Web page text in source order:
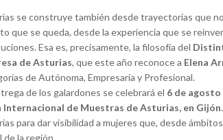
se construye también desde trayectorias que
que se queda, desde la experiencia que se
Esa es, precisamente, la filosofía del
de Asturias, que este año reconoce a Elena
de Autónoma, Empresaria y Profesional.
de los galardones se celebrará el 6 de agosto
Internacional de Muestras de Asturias, en Gijón
para dar visibilidad a mujeres que, desde